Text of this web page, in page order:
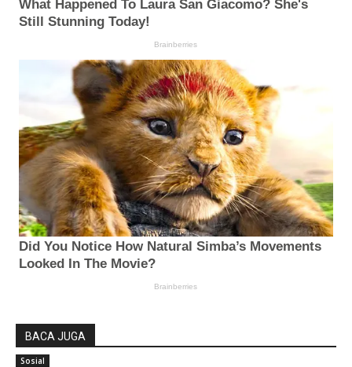
BACA JUGA
Sosial